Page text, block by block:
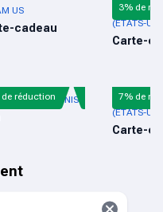
US
cadeau
CARTE-
(ÉTATS-
Carte-
3% de
ÉTATS-UNIS
de réduction
CARTE
(ÉTATS-
Carte-
7% de